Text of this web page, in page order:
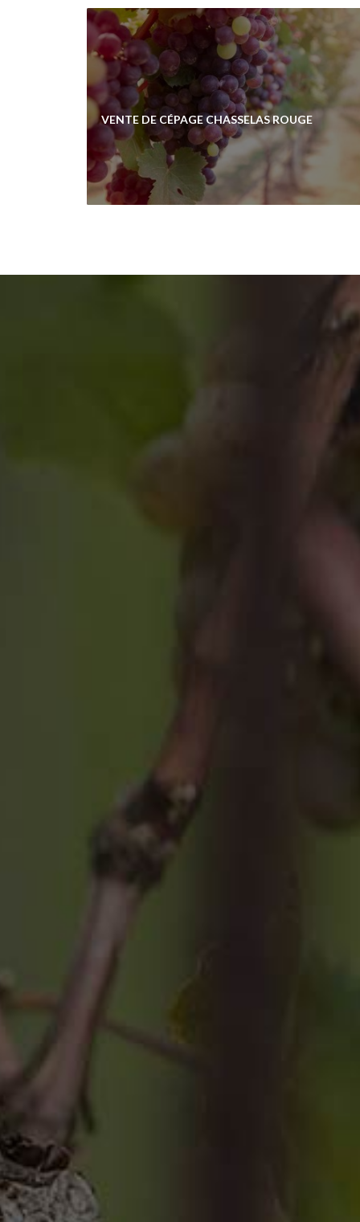
VENTE DE CÉPAGE CHASSELAS ROUGE